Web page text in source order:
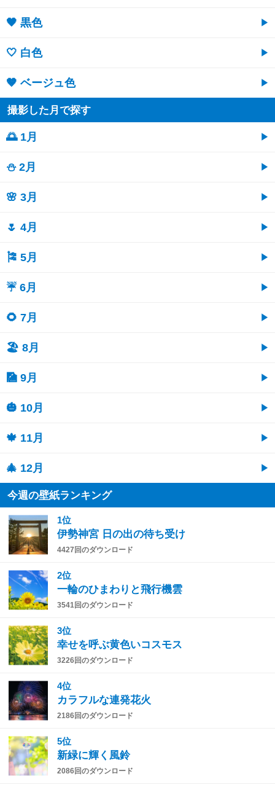
🖤 黒色
🤍 白色
🤎 ベージュ色
撮影した月で探す
🌅 1月
⛄ 2月
🌸 3月
🌷 4月
🎏 5月
☔ 6月
🌻 7月
🏖 8月
🎑 9月
🎃 10月
🍁 11月
🎄 12月
今週の壁紙ランキング
1位
伊勢神宮 日の出の待ち受け
4427回のダウンロード
2位
一輪のひまわりと飛行機雲
3541回のダウンロード
3位
幸せを呼ぶ黄色いコスモス
3226回のダウンロード
4位
カラフルな連発花火
2186回のダウンロード
5位
新緑に輝く風鈴
2086回のダウンロード